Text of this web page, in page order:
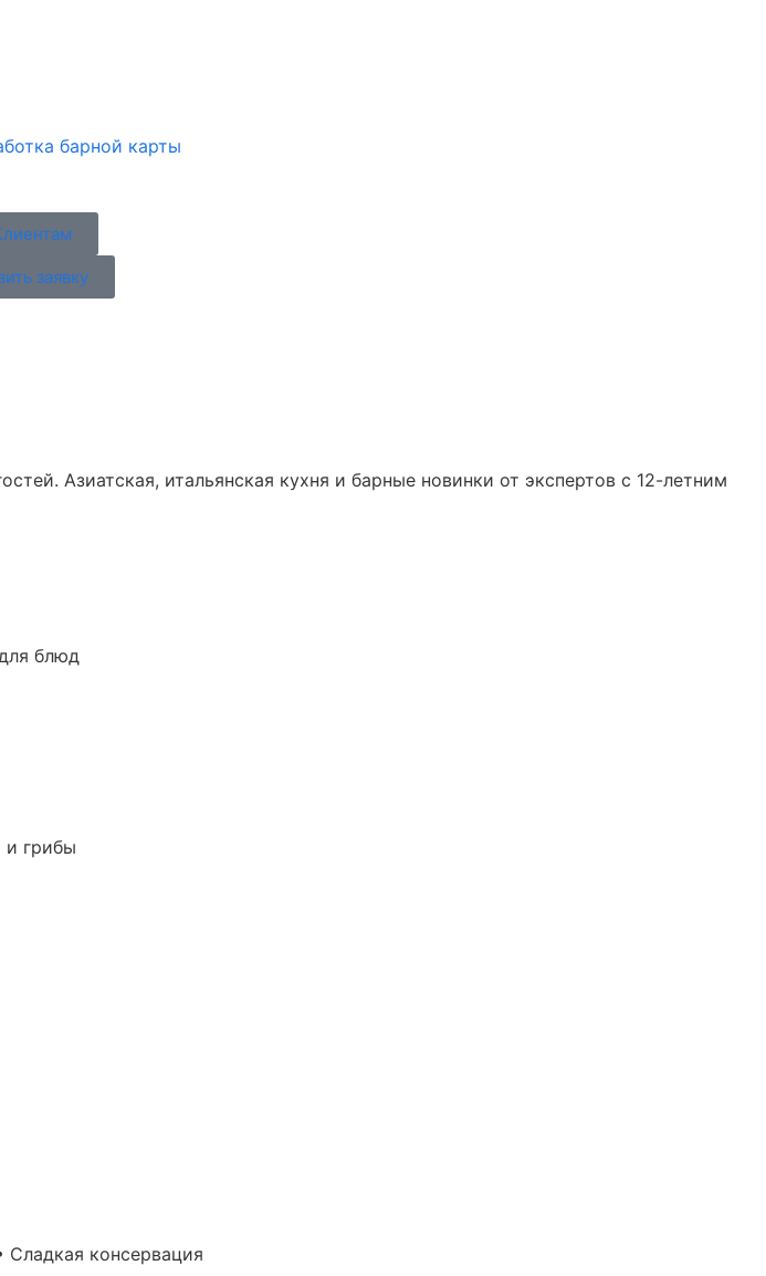
барной карты
заявку
Азиатская, итальянская кухня и барные новинки от экспертов с 12-летним
блюд
грибы
Сладкая консервация